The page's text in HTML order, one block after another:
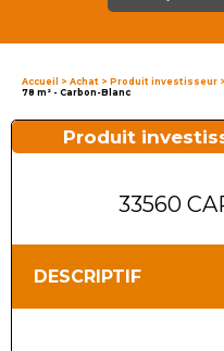
Accueil > Achat > Produit investisseur >
78 m² - Carbon-Blanc
Produit
33560
DESCRIPTIF